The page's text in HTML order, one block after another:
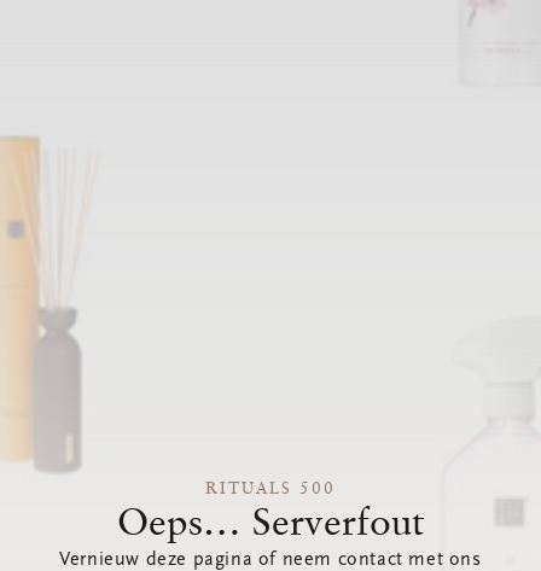
RITUALS 500
Oeps… Serverfout
Vernieuw deze pagina of neem contact met ons